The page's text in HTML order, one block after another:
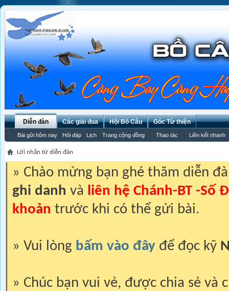
Diễn đàn
Bài gửi hôm nay Hỏi đáp Lịch Trang cộng đồng Thao tác Liên kết nhanh
Các giải đua Hội Bồ Câu Góc Từ thiện
Lời nhắn từ diễn đàn
» Chào mừng bạn ghé thăm diễn
ghi danh và liên hệ Chánh-BT -Số
khoản trước khi có thể gửi bài.
» Vui lòng bấm vào đây để đọc kỹ
» Chúc bạn vui vẻ, được chia sẻ và